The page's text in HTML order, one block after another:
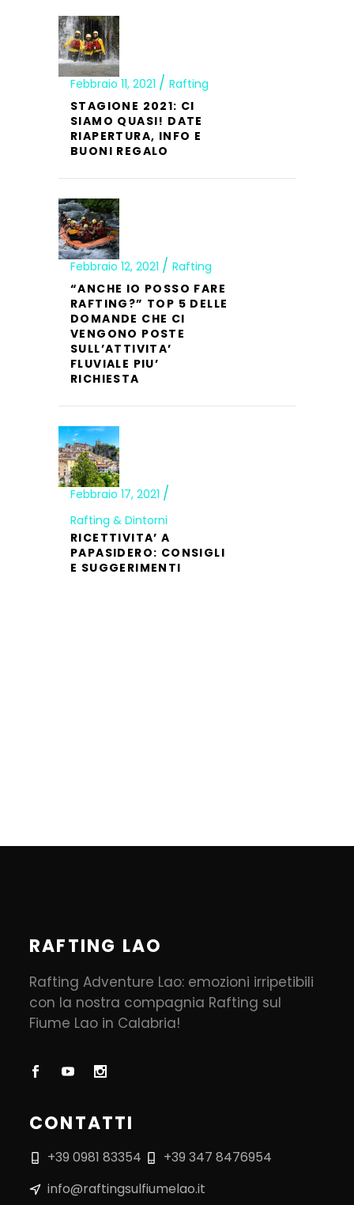
Febbraio 11, 2021
Rafting
STAGIONE 2021: CI
SIAMO QUASI! DATE
RIAPERTURA, INFO E
BUONI REGALO
Febbraio 12, 2021
Rafting
“ANCHE IO POSSO FARE
RAFTING?” TOP 5 DELLE
DOMANDE CHE CI
VENGONO POSTE
SULL’ATTIVITA’
FLUVIALE PIU’
RICHIESTA
Febbraio 17, 2021
Rafting & Dintorni
RICETTIVITA’ A
PAPASIDERO: CONSIGLI
E SUGGERIMENTI
RAFTING LAO
Rafting Adventure Lao: emozioni irripetibili
con la nostra compagnia Rafting sul
Fiume Lao in Calabria!
CONTATTI
+39 0981 83354
+39 347 8476954
info@raftingsulfiumelao.it